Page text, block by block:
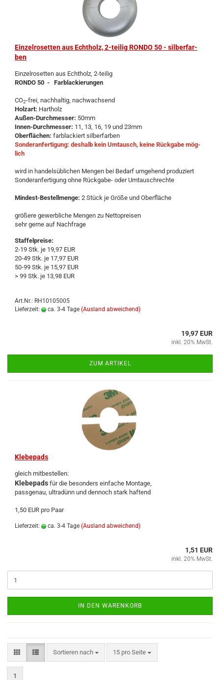
Ein­zel­ro­set­ten aus Echt­holz, 2-​tei­lig RONDO 50 - sil­ber­far­
ben
Ein­zel­ro­set­ten aus Echt­holz, 2-​teilig
RONDO 50 - Farb­la­ckie­run­gen
CO2-frei, nach­hal­tig, nach­wach­send
Holz­art: Hart­holz
Außen-​Durchmesser: 50mm
Innen-​Durchmesser: 11, 13, 16, 19 und 23mm
Ober­flä­chen: farb­la­ckiert sil­ber­far­ben
Son­der­an­fer­ti­gung: des­halb kein Um­tausch, keine Rück­ga­be mög­
lich
wird in han­dels­üb­li­chen Men­gen bei Be­darf um­ge­hend pro­du­ziert
Son­der­an­fer­ti­gung ohne Rückgabe-​ oder Um­tausch­rech­te
Mindest-​Bestellmenge: 2 Stück je Größe und Ober­flä­che
grö­ße­re ge­werb­li­che Men­gen zu Net­to­prei­sen
sehr gerne auf Nach­fra­ge
Staffelpreise:
2-19 Stk. je 19,97 EUR
20-49 Stk. je 17,97 EUR
50-99 Stk. je 15,97 EUR
> 99 Stk. je 13,98 EUR
Art.Nr.: RH10105005
Lieferzeit:
ca. 3-4 Tage (Ausland abweichend)
19,97 EUR
inkl. 20% MwSt.
ZUM ARTIKEL
Kle­be­pads
gleich mit­be­stel­len:
Kle­be­pads für die be­son­ders ein­fa­che Mon­ta­ge,
pass­ge­nau, ul­tra­dünn und den­noch stark haf­tend
1,50 EUR pro Paar
Lieferzeit: ca. 3-4 Tage (Ausland abweichend)
1,51 EUR
inkl. 20% MwSt.
IN DEN WARENKORB
Sortieren nach 15 pro Seite
1